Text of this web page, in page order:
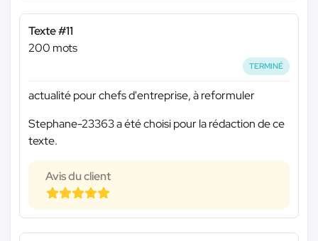
Texte #11
200 mots
TERMINÉ
actualité pour chefs d'entreprise, à reformuler
Stephane-23363 a été choisi pour la rédaction de ce
texte.
Avis du client